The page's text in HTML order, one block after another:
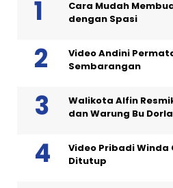
Cara Mudah
dengan Spasi
Video Andini
Sembarangan
Walikota Alfin
dan Warung Bu
Video Pribadi Winda
Ditutup